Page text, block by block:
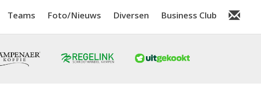
Teams Foto/Nieuws Diversen Business Club